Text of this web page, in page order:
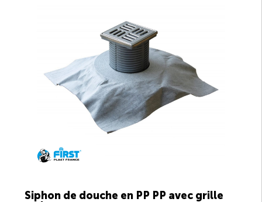
Siphon de douche en PP PP avec grille